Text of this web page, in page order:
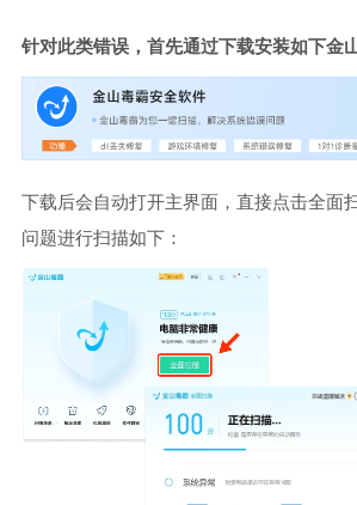
针对此类错误，首先通过下载安装如下金
下载后会自动打开主界面，直接点击全面
问题进行扫描如下：